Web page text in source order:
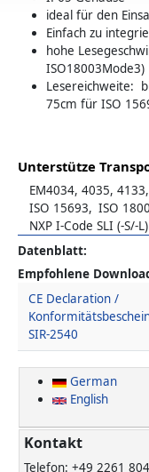
German
English
Kontakt
Telefon: +49 2261
ideal für den
Einfach zu
hohe
ISO18003Mode3)
Lesereichweite:
75cm für ISO
Unterstütze
EM4034, 4035,
ISO 15693
ISO
NXP I-Code SLI (-S/-
Datenblatt
Empfohlene
CE Declaration /
SIR-2540